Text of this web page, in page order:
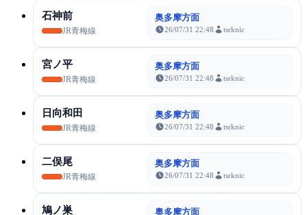
石神前
JR青梅線
奥多摩方面
26/07/31 22:48 tsrknic
宮ノ平
JR青梅線
奥多摩方面
26/07/31 22:48 tsrknic
日向和田
JR青梅線
奥多摩方面
26/07/31 22:48 tsrknic
二俣尾
JR青梅線
奥多摩方面
26/07/31 22:48 tsrknic
鳩ノ巣 奥多摩方面